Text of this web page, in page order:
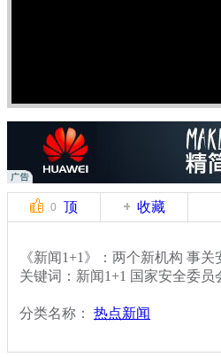
0 顶 收藏
《新闻1+1》：两个新机构 事
关键词：新闻1+1 国家安全委员
分类名称： 热点新闻